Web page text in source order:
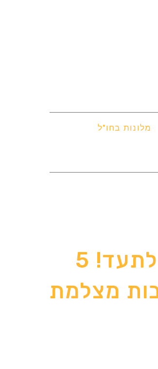
מלונות בחו"ל
בטיול לא שוכחים לתעד! 5
מצלמת